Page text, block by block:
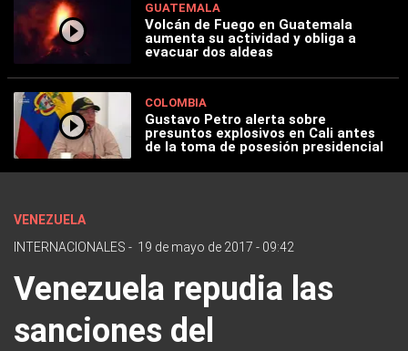
GUATEMALA
Volcán de Fuego en Guatemala
aumenta su actividad y obliga a
evacuar dos aldeas
COLOMBIA
Gustavo Petro alerta sobre
presuntos explosivos en Cali antes
de la toma de posesión presidencial
VENEZUELA
INTERNACIONALES - 19 de mayo de 2017 - 09:42
Venezuela repudia las
sanciones del